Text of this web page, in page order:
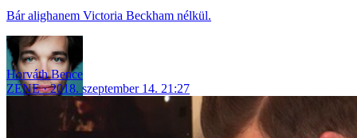
Bár alighanem Victoria Beckham nélkül.
Horváth Bence
ZENE
2018. szeptember 14. 21:27